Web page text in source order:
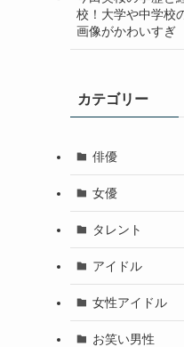
校！大学や中学校
画像がかわいすぎ
カテゴリー
俳優
女優
タレント
アイドル
女性アイドル
お笑い男性